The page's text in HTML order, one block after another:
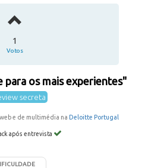
1
Votos
para os mais experientes"
secreta
e de multimédia na Deloitte Portugal
após entrevista